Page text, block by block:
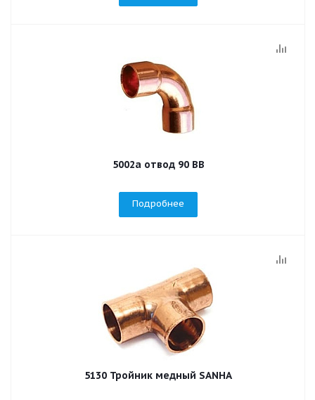
5002a отвод 90 ВВ
Подробнее
5130 Тройник медный SANHA